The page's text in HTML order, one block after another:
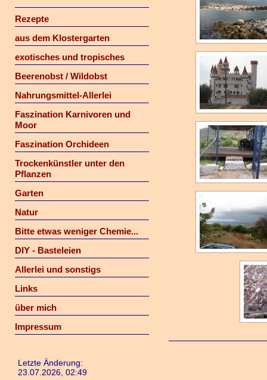
Rezepte
aus dem Klostergarten
exotisches und tropisches
Beerenobst / Wildobst
Nahrungsmittel-Allerlei
Faszination Karnivoren und
Moor
Faszination Orchideen
Trockenkünstler unter den
Pflanzen
Garten
Natur
Bitte etwas weniger Chemie...
DIY - Basteleien
Allerlei und sonstigs
Links
über mich
Impressum
Letzte Änderung:
23.07.2026, 02:49